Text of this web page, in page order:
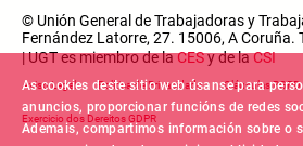
As cookies deste sitio web úsanse para
anuncios, proporcionar funcións de redes
Ademais, compartimos información sobre o
© Unión General de Trabajadoras y
Fernández Latorre, 27. 15006, A Coruña.
| UGT es miembro de laCESy de laCSI
Footer menu
Aviso Legal Política de Privacidade Cláusulas RGPD
Exercicio dos Dereitos GDPR